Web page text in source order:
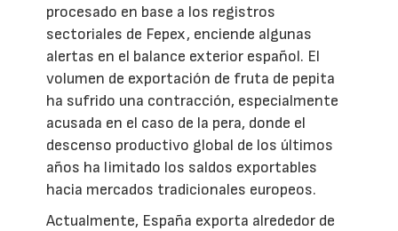
procesado en base a los registros
sectoriales de Fepex, enciende algunas
alertas en el balance exterior español. El
volumen de exportación de fruta de pepita
ha sufrido una contracción, especialmente
acusada en el caso de la pera, donde el
descenso productivo global de los últimos
años ha limitado los saldos exportables
hacia mercados tradicionales europeos.
Actualmente, España exporta alrededor de